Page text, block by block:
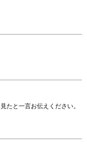
たと一言お伝えください。